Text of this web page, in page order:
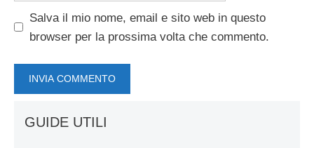
Salva il mio nome, email e sito web in questo
browser per la prossima volta che commento.
GUIDE UTILI